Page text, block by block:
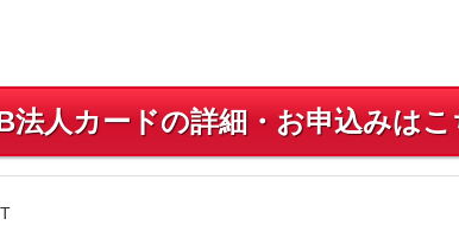
法人カードの詳細・お申込みはこ